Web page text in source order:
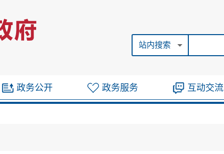
站内搜索
政务公开 政务服务 互动交流